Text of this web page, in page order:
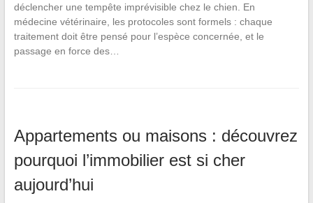
déclencher une tempête imprévisible chez le chien. En
médecine vétérinaire, les protocoles sont formels : chaque
traitement doit être pensé pour l’espèce concernée, et le
passage en force des…
Appartements ou maisons : découvrez
pourquoi l’immobilier est si cher
aujourd’hui